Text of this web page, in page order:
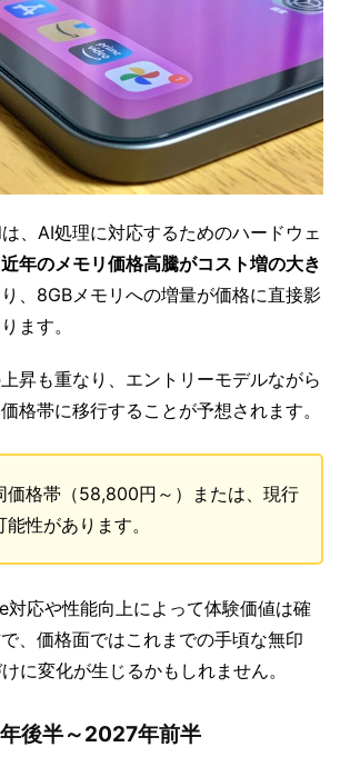
、AI処理に対応するためのハードウェ
近年のメモリ価格高騰がコスト増の大き
、8GBメモリへの増量が価格に直接影
ます。
昇も重なり、エントリーモデルながら
格帯に移行することが予想されます。
価格帯（58,800円～）または、現行
性があります。
応や性能向上によって体験価値は確
、価格面ではこれまでの手頃な無印
に変化が生じるかもしれません。
後半～2027年前半